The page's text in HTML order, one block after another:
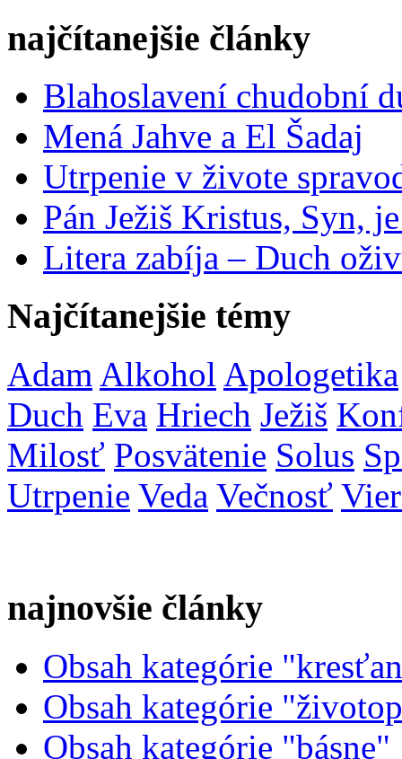
najčítanejšie články
Blahoslavení chudobní
Mená Jahve a El Šadaj
Utrpenie v živote
Pán Ježiš Kristus, Syn,
Litera zabíja – Duch
Najčítanejšie témy
Adam Alkohol Apologetika
Duch Eva Hriech Ježiš
Milosť Posvätenie Solus
Utrpenie Veda Večnosť
najnovšie články
Obsah kategórie
Obsah kategórie
Obsah kategórie "básne"